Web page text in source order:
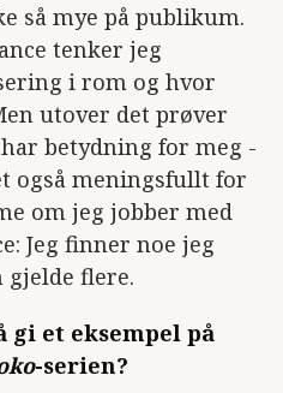
så mye på publikum.
tenker jeg
i rom og hvor
utover det prøver
betydning for meg -
også meningsfullt for
om jeg jobber med
Jeg finner noe jeg
gjelde flere.
et eksempel på
-serien?